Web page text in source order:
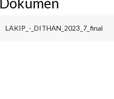
LAKIP_-_DITHAN_2023_7_final